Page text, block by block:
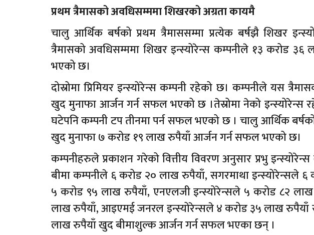
प्रथम त्रैमासको अवधिसम्ममा शिखरको अग्रता कायमै
चालु आर्थिक बर्षको प्रथम त्रैमाससम्मा प्रत्येक बर्षझै शिखर
त्रैमासको अवधिसम्ममा शिखर इन्स्योरेन्स कम्पनीले १३ करोड
भएको छ।
दोस्रोमा प्रिमियर इन्स्योरेन्स कम्पनी रहेको छ। कम्पनीले यस
खुद मुनाफा आर्जन गर्न सफल भएको छ ।तेस्रोमा नेको इन्स्योरेन्स
घटेपनि कम्पनी टप तीनमा पर्न सफल भएको छ । चालु आर्थिक
खुद मुनाफा ७ करोड १९ लाख रुपैयाँ आर्जन गर्न सफल भएको छ।
कम्पनीहरुले प्रकाशन गरेको वित्तीय विवरण अनुसार प्रभु
बीमा कम्पनीले ६ करोड २० लाख रुपैयाँ, सगरमाथा इन्स्योरेन्सले
५ करोड ९५ लाख रुपैयाँ, एनएलजी इन्स्योरेन्सले ५ करोड ८२ लाख
लाख रुपैयाँ, आइएमई जनरल इन्स्योरेन्सले ४ करोड ३५ लाख रुपैयाँ
लाख रुपैयाँ खुद बीमाशुल्क आर्जन गर्न सफल भएका छन् ।